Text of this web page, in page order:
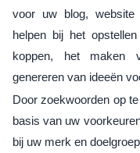
voor uw blog,
helpen bij het
koppen, het maken
genereren van ideeën
Door zoekwoorden op
basis van uw
bij uw merk en